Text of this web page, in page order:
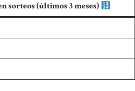
sorteos (últimos 3 meses)